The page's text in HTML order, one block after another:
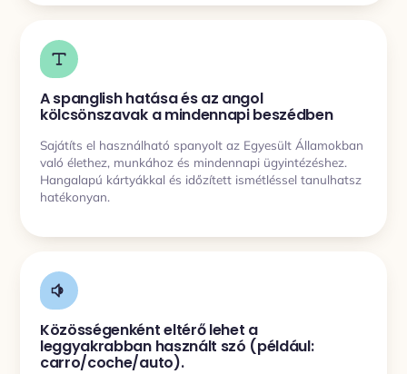
A spanglish hatása és az angol
kölcsönszavak a mindennapi beszédben
Sajátíts el használható spanyolt az Egyesült Államokban
való élethez, munkához és mindennapi ügyintézéshez.
Hangalapú kártyákkal és időzített ismétléssel tanulhatsz
hatékonyan.
Közösségenként eltérő lehet a
leggyakrabban használt szó (például:
carro/coche/auto).